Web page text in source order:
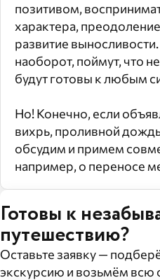
позитивом,
характера,
развитие
наоборот, поймут, что
будут готовы к любым
Но! Конечно, если
вихрь, проливной
обсудим и примем
например, о переносе
Готовы к
путешествию?
Оставьте заявку —
экскурсию и возьмём всю